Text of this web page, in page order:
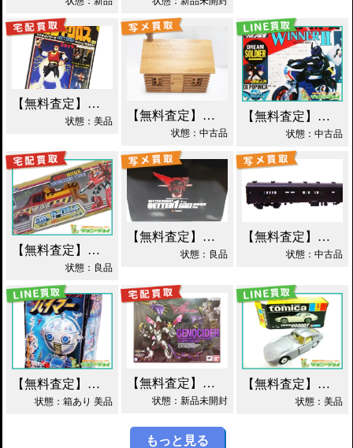
【無料査定】昭和レトロ玩具歓迎 ｜ 世界忍者戦ジライヤ DX磁気 買取！
状態：美品 【無料査定】昭和レトロ玩具歓迎 ｜ エポック 木製 丸太小屋 シルバニアファミリー 買取！
状態：中古品
【無料査定】昭和レトロ玩具歓迎 ｜ 超合金 DXポピニカ ウィナア2世 夢戦士ウイングマン PC-46 買取！
状態：中古品
【無料査定】昭和レトロ玩具歓迎 ｜ カーロボット 4WD・レッカー車 ダイアクロン買取！
状態：良品
【無料査定】昭和レトロ玩具歓迎 ｜ EX合金 ゲッターロボ ゲッター1 買取！
状態：良品
【無料査定】昭和レトロ玩具歓迎 ｜ モデルワム マニ60 1/87 買取！
状態：中古品
【無料査定】昭和レトロ玩具歓迎 ｜ ガッチャマン パイマー DXジャンボマシンダー買取！
状態：箱あり 美品
【無料査定】昭和レトロ玩具歓迎 ｜ S.H.フィギュアーツ ジェノサイダー 買取！
状態：新品未開封
【無料査定】昭和レトロ玩具歓迎 ｜ 当時物 トミカ トヨタ 2000GT 黒箱 日本製 買取！
状態：美品
もっと見る